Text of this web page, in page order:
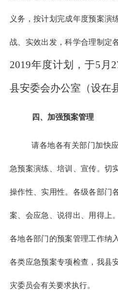
义务，按计划完成年度预案演
战、实效出发，科学合理制定
2019年度计划，于5月
县安委会办公室（设在
四、加强预案管理
请各地各有关部门加快
急预案演练、培训、宣传。切
操作性、实用性。各级各部门
案、会应急、说得出、用得上
各地各部门的预案管理工作纳
各类应急预案专项检查，我县
灾委员会有关要求执行。